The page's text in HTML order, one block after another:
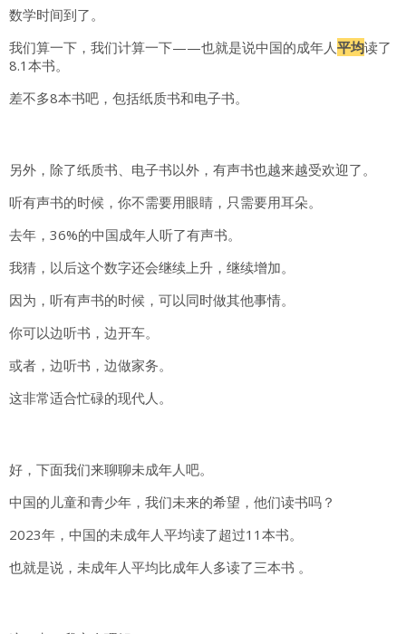
数学时间到了。
我们算一下，我们计算一下——也就是说中国的成年人平均读了
8.1本书。
差不多8本书吧， 包括纸质书和电子书。
另外，除了纸质书、电子书以外，有声书也越来越受欢迎了。
听有声书的时候，你不需要用眼睛，只需要用耳朵。
去年，36%的中国成年人听了有声书。
我猜，以后这个数字还会继续上升，继续增加。
因为，听有声书的时候，可以同时做其他事情。
你可以边听书，边开车。
或者，边听书，边做家务。
这非常适合忙碌的现代人。
好，下面我们来聊聊未成年人吧。
中国的儿童和青少年，我们未来的希望，他们读书吗？
2023年，中国的未成年人平均读了超过11本书。
也就是说，未成年人平均比成年人多读了三本书 。